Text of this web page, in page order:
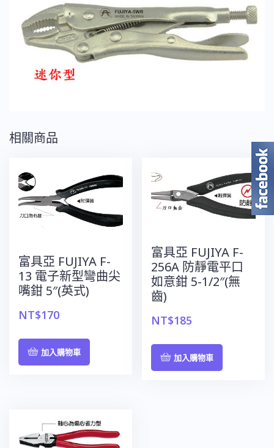
相關商品
富具亞 FUJIYA F-
13 電子新型彎曲尖
嘴鉗 5″(英式)
NT$170
加入購物車
富具亞 FUJIYA F-
256A 防靜電平口
如意鉗 5-1/2″(無
齒)
NT$185
加入購物車